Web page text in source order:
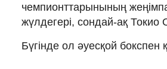
чемпионттарынының
жүлдегері, сондай-ақ
Бүгінде ол әуесқой бокспен